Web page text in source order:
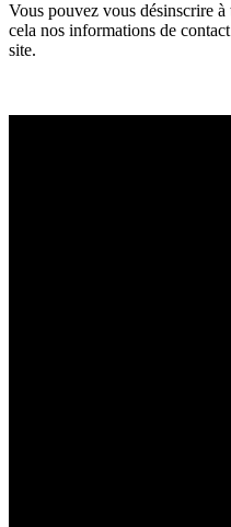
Vous pouvez vous désinscrire
cela nos informations de
site.